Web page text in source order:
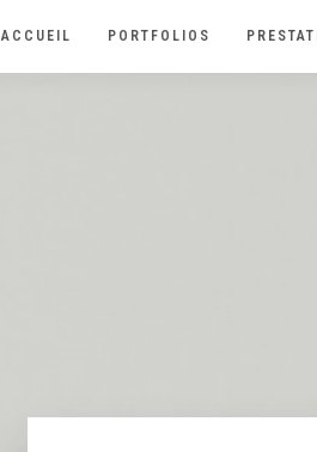
ACCUEIL PORTFOLIOS